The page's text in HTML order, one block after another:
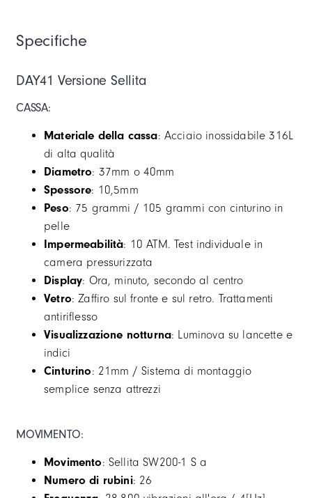
Specifiche
DAY41 Versione Sellita
CASSA:
Materiale della cassa: Acciaio inossidabile 316L
di alta qualità
Diametro: 37mm o 40mm
Spessore: 10,5mm
Peso: 75 grammi / 105 grammi con cinturino in
pelle
Impermeabilità: 10 ATM. Test individuale in
camera pressurizzata
Display: Ora, minuto, secondo al centro
Vetro: Zaffiro sul fronte e sul retro. Trattamenti
antiriflesso
Visualizzazione notturna: Luminova su lancette e
indici
Cinturino: 21mm / Sistema di montaggio
semplice senza attrezzi
MOVIMENTO:
Movimento: Sellita SW200-1 S a
Numero di rubini: 26